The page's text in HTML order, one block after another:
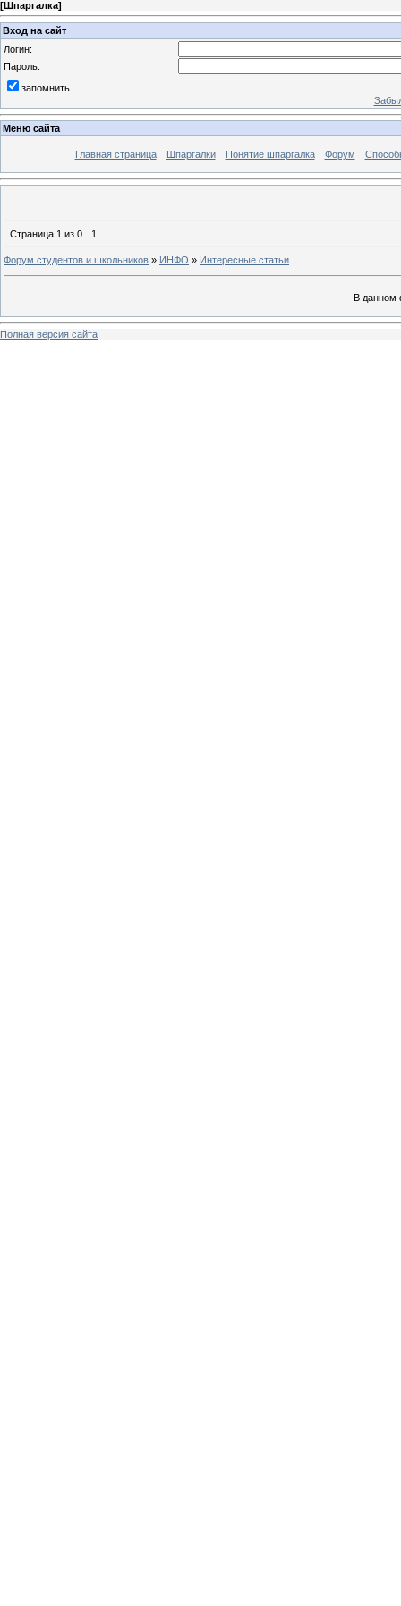
[Шпаргалка]
Вход на сайт
Логин:
Пароль:
запомнить
Меню сайта
Главная страница Шпаргалки Понятие шпаргалка Форум
Страница 1 из 0 1
Форум студентов и школьников » ИНФО » Интересные статьи
В данном
Полная версия сайта